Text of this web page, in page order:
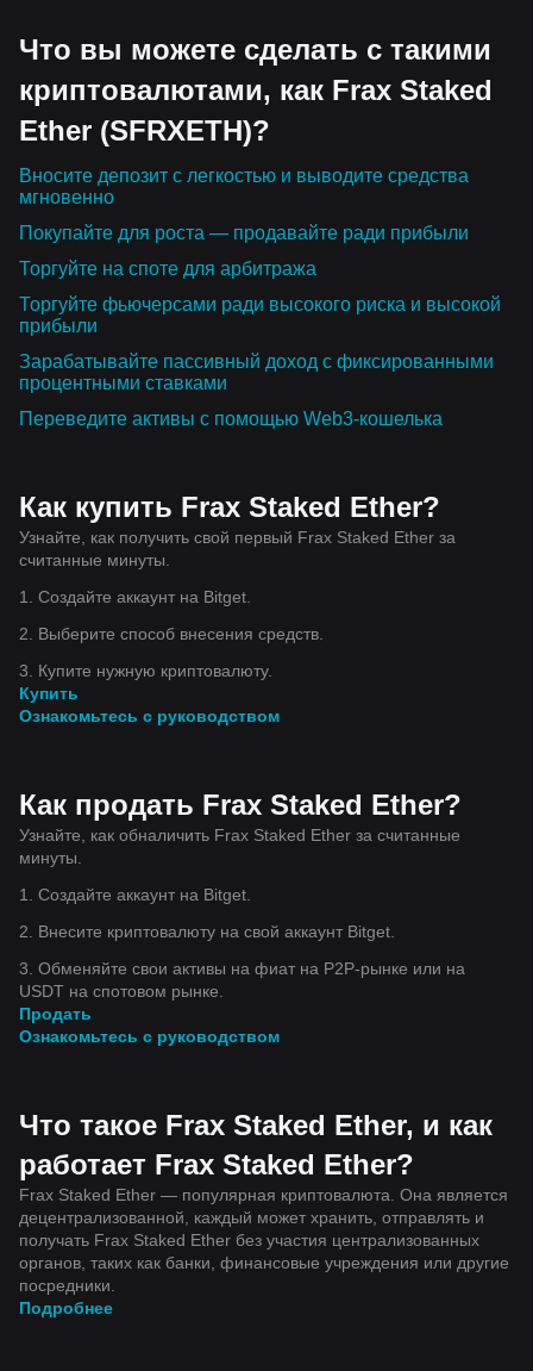
Что вы можете сделать с такими
криптовалютами, как Frax Staked
Ether (SFRXETH)?
Вносите депозит с легкостью и выводите средства
мгновенно
Покупайте для роста — продавайте ради прибыли
Торгуйте на споте для арбитража
Торгуйте фьючерсами ради высокого риска и высокой
прибыли
Зарабатывайте пассивный доход с фиксированными
процентными ставками
Переведите активы с помощью Web3-кошелька
Как купить Frax Staked Ether?
Узнайте, как получить свой первый Frax Staked Ether за
считанные минуты.
1. Создайте аккаунт на Bitget.
2. Выберите способ внесения средств.
3. Купите нужную криптовалюту.
Купить
Ознакомьтесь с руководством
Как продать Frax Staked Ether?
Узнайте, как обналичить Frax Staked Ether за считанные
минуты.
1. Создайте аккаунт на Bitget.
2. Внесите криптовалюту на свой аккаунт Bitget.
3. Обменяйте свои активы на фиат на P2P-рынке или на
USDT на спотовом рынке.
Продать
Ознакомьтесь с руководством
Что такое Frax Staked Ether, и как
работает Frax Staked Ether?
Frax Staked Ether — популярная криптовалюта. Она является
децентрализованной, каждый может хранить, отправлять и
получать Frax Staked Ether без участия централизованных
органов, таких как банки, финансовые учреждения или другие
посредники.
Подробнее